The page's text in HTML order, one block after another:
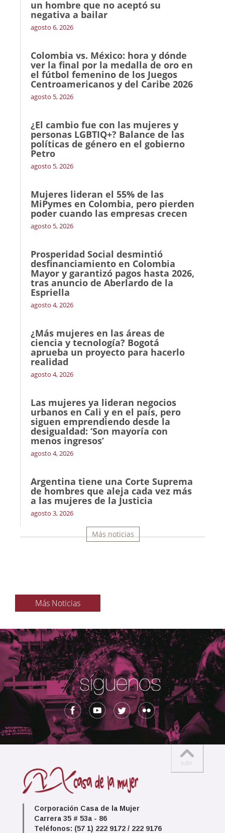
un hombre que no aceptó su
negativa a bailar
agosto 6, 2026
Colombia vs. México: hora y dónde
ver la final por la medalla de oro en
el fútbol femenino de los Juegos
Centroamericanos y del Caribe 2026
agosto 5, 2026
¿El cambio fue con las mujeres y
personas LGBTIQ+? Balance de las
políticas de género en el gobierno
Petro
agosto 5, 2026
Mujeres lideran el 55% de las
MiPymes en Colombia, pero pierden
poder cuando las empresas crecen
agosto 5, 2026
Prosperidad Social desmintió
desfinanciamiento en Colombia
Mayor y garantizó pagos hasta 2026,
tras anuncio de Aberlardo de la
Espriella
agosto 4, 2026
¿Más mujeres en las áreas de
ciencia y tecnología? Bogotá
aprueba un proyecto para hacerlo
realidad
agosto 4, 2026
Las mujeres ya lideran negocios
urbanos en Cali y en el país, pero
siguen emprendiendo desde la
desigualdad: ‘Son mayoría con
menos ingresos’
agosto 4, 2026
Argentina tiene una Corte Suprema
de hombres que aleja cada vez más
a las mujeres de la Justicia
agosto 3, 2026
Más noticias
Más Noticias
Corporación Casa de la Mujer
Carrera 35 # 53a - 86
Teléfonos: (57 1) 222 9172 / 222 9176